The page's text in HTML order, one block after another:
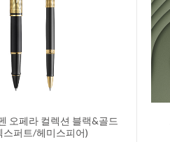
오페라 컬렉션 블랙&골드
스퍼트/헤미스피어)